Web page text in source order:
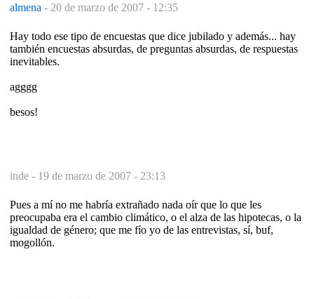
almena - 20 de marzo de 2007 - 12:35
Hay todo ese tipo de encuestas que dice jubilado y además... hay
también encuestas absurdas, de preguntas absurdas, de respuestas
inevitables.
agggg
besos!
inde - 19 de marzo de 2007 - 23:13
Pues a mí no me habría extrañado nada oír que lo que les
preocupaba era el cambio climático, o el alza de las hipotecas, o la
igualdad de género; que me fío yo de las entrevistas, sí, buf,
mogollón.